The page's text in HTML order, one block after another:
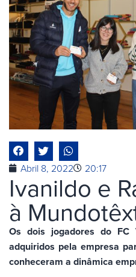
Abril 8, 2022 20:17
Ivanildo e
à
Os dois jogadores do FC
adquiridos pela empresa
conheceram a dinâmica